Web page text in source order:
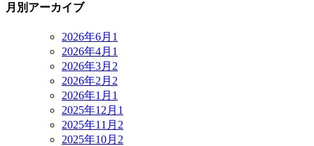
月別アーカイブ
2026年6月 1
2026年4月 1
2026年3月 2
2026年2月 2
2026年1月 1
2025年12月 1
2025年11月 2
2025年10月 2